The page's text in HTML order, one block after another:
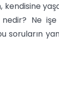
kendisine
Ne